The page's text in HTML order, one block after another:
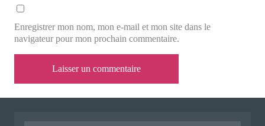
Enregistrer mon nom, mon e-mail et mon site dans le
navigateur pour mon prochain commentaire.